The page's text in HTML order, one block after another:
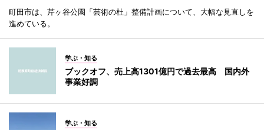
町田市は、芹ヶ谷公園「芸術の杜」整備計画について、大幅な見直しを
進めている。
学ぶ・知る
ブックオフ、売上高1301億円で過去最高 国内外
事業好調
学ぶ・知る